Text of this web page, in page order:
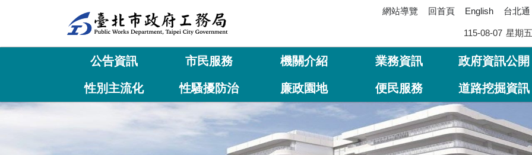
網站導覽 回首頁 English 台北通
115-08-07 星期五
公告資訊 市民服務 機關介紹 業務資訊 政府資訊公開
性別主流化 性騷擾防治 廉政園地 便民服務 道路挖掘資訊